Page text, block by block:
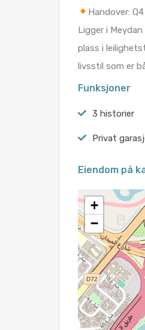
Handover:
Ligger i
plass i
livsstil som er
Funksjoner
3 historier
Privat
Eiendom på
+
−